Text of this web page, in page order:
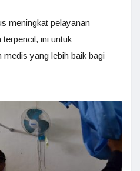
meningkat pelayanan
terpencil, ini untuk
medis yang lebih baik bagi